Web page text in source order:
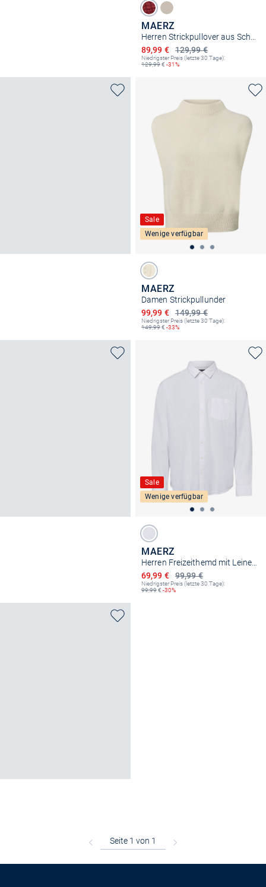
MAERZ
129,99 €
Ermäßigter Preis
89,99 €
Niedrigster Preis (letzte 30 Tage):
129,99€ -31%
Sale
Wenige verfügbar
MAERZ
Damen Strickpullunder
149,99 €
Ermäßigter Preis
99,99 €
Niedrigster Preis (letzte 30 Tage):
149,99€ -33%
Sale
Wenige verfügbar
MAERZ
Herren Freizeithemd mit Leinen-Anteil
99,99 €
Ermäßigter Preis
69,99 €
Niedrigster Preis (letzte 30 Tage):
99,99€ -30%